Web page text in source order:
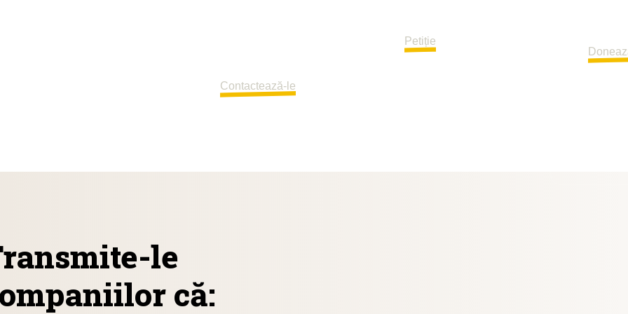
Contactează-le
Petiție
le
că: